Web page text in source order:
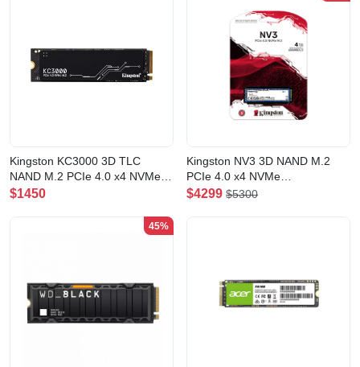
Kingston KC3000 3D TLC
NAND M.2 PCIe 4.0 x4 NVMe
SSD(512GB)
$1450
Kingston NV3 3D NAND M.2
PCIe 4.0 x4 NVMe
SSD(4000GB)
$4299 $5300
45%